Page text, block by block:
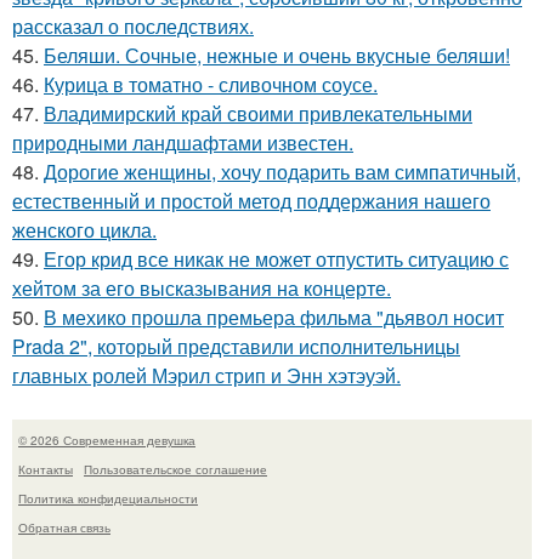
рассказал о последствиях.
45. Беляши. Сочные, нежные и очень вкусные беляши!
46. Курица в томатно - сливочном соусе.
47. Владимирский край своими привлекательными
природными ландшафтами известен.
48. Дорогие женщины, хочу подарить вам симпатичный,
естественный и простой метод поддержания нашего
женского цикла.
49. Егор крид все никак не может отпустить ситуацию с
хейтом за его высказывания на концерте.
50. В мехико прошла премьера фильма "дьявол носит
Prada 2", который представили исполнительницы
главных ролей Мэрил стрип и Энн хэтэуэй.
© 2026 Современная девушка
Контакты
Пользовательское соглашение
Политика конфидециальности
Обратная связь